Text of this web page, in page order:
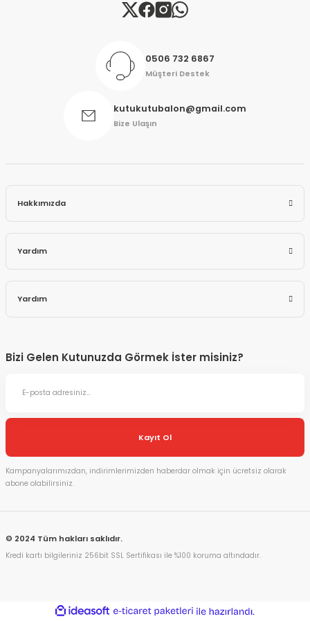
Gönder
0506 732 6867
Müşteri Destek
kutukutubalon@gmail.com
Bize Ulaşın
Hakkımızda
Yardım
Yardım
Bizi Gelen Kutunuzda Görmek İster misiniz?
Kayıt Ol
Kampanyalarımızdan, indirimlerimizden haberdar olmak için ücretsiz olarak
abone olabilirsiniz.
© 2024 Tüm hakları saklıdır.
Kredi kartı bilgileriniz 256bit SSL Sertifikası ile %100 koruma altındadır.
ideasoft
e-